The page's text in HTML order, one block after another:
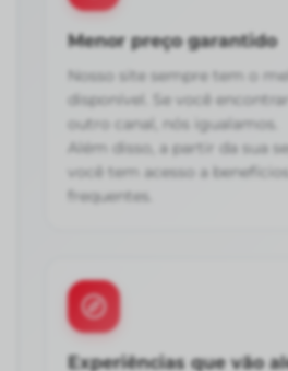
Menor preço garantido
Nosso site sempre tem o
disponível. Se você
outro canal, nós igualamos.
Além disso, a partir da sua
você tem acesso a
frequentes.
Experiências que vão